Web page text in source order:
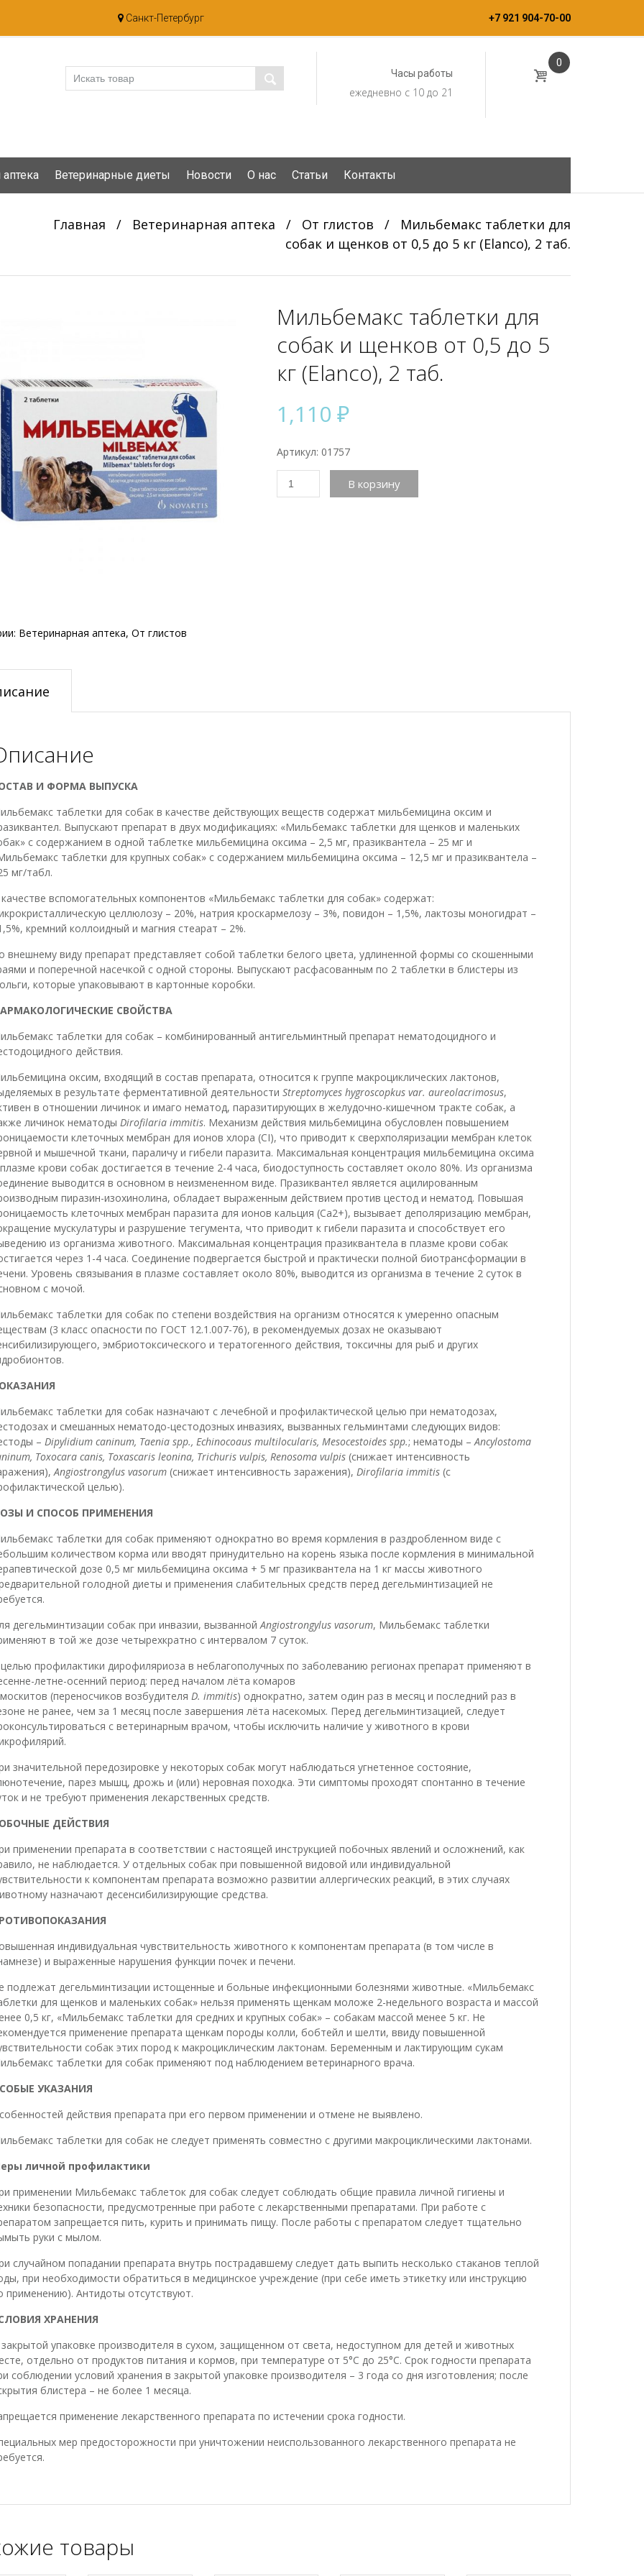
Санкт-Петербург +7 921 904-70-00
Часы работы
ежедневно с 10 до 21
0
Ветеринарные диеты Новости О нас Статьи Контакты
Главная / Ветеринарная аптека / От глистов /
Мильбемакс таблетки для
собак и щенков от 0,5 до 5 кг (Elanco), 2 таб.
Мильбемакс таблетки для
собак и щенков от 0,5 до 5
кг (Elanco), 2 таб.
1,110₽
Артикул: 01757
Количество
товара
В корзину
Ветеринарная аптека, От глистов
И ФОРМА ВЫПУСКА
таблетки для собак в качестве действующих веществ содержат мильбемицина оксим и
Выпускают препарат в двух модификациях: «Мильбемакс таблетки для щенков и маленьких
с содержанием в одной таблетке мильбемицина оксима – 2,5 мг, празиквантела – 25 мг и
таблетки для крупных собак» с содержанием мильбемицина оксима – 12,5 мг и празиквантела –
мг/табл.
вспомогательных компонентов «Мильбемакс таблетки для собак» содержат:
целлюлозу – 20%, натрия кроскармелозу – 3%, повидон – 1,5%, лактозы моногидрат –
кремний коллоидный и магния стеарат – 2%.
внешнему виду препарат представляет собой таблетки белого цвета, удлиненной формы со скошенными
и поперечной насечкой с одной стороны. Выпускают расфасованным по 2 таблетки в блистеры из
которые упаковывают в картонные коробки.
СВОЙСТВА
таблетки для собак – комбинированный антигельминтный препарат нематодоцидного и
действия.
оксим, входящий в состав препарата, относится к группе макроциклических лактонов,
в результате ферментативной деятельности Streptomyces hygroscopkus var. aureolacrimosus,
в отношении личинок и имаго нематод, паразитирующих в желудочно-кишечном тракте собак, а
личинок нематоды Dirofilaria immitis. Механизм действия мильбемицина обусловлен повышением
клеточных мембран для ионов хлора (CI), что приводит к сверхполяризации мембран клеток
и мышечной ткани, параличу и гибели паразита. Максимальная концентрация мильбемицина оксима
крови собак достигается в течение 2-4 часа, биодоступность составляет около 80%. Из организма
выводится в основном в неизмененном виде. Празиквантел является ацилированным
пиразин-изохинолина, обладает выраженным действием против цестод и нематод. Повышая
клеточных мембран паразита для ионов кальция (Са2+), вызывает деполяризацию мембран,
мускулатуры и разрушение тегумента, что приводит к гибели паразита и способствует его
из организма животного. Максимальная концентрация празиквантела в плазме крови собак
через 1-4 часа. Соединение подвергается быстрой и практически полной биотрансформации в
Уровень связывания в плазме составляет около 80%, выводится из организма в течение 2 суток в
с мочой.
таблетки для собак по степени воздействия на организм относятся к умеренно опасным
(3 класс опасности по ГОСТ 12.1.007-76), в рекомендуемых дозах не оказывают
эмбриотоксического и тератогенного действия, токсичны для рыб и других
таблетки для собак назначают с лечебной и профилактической целью при нематодозах,
и смешанных нематодо-цестодозных инвазиях, вызванных гельминтами следующих видов:
– Dipylidium caninum, Taenia spp., Echinocoaus multilocularis, Mesocestoides spp.; нематоды – Ancylostoma
Toxocara canis, Toxascaris leonina, Trichuris vulpis, Renosoma vulpis(снижает интенсивность
Angiostrongylus vasorum(снижает интенсивность заражения), Dirofilaria immitis(с
целью).
И СПОСОБ ПРИМЕНЕНИЯ
таблетки для собак применяют однократно во время кормления в раздробленном виде с
количеством корма или вводят принудительно на корень языка после кормления в минимальной
дозе 0,5 мг мильбемицина оксима + 5 мг празиквантела на 1 кг массы животного
голодной диеты и применения слабительных средств перед дегельминтизацией не
дегельминтизации собак при инвазии, вызванной Angiostrongylus vasorum, Мильбемакс таблетки
в той же дозе четырехкратно с интервалом 7 суток.
профилактики дирофиляриоза в неблагополучных по заболеванию регионах препарат применяют в
летне-осенний период: перед началом лёта комаров
(переносчиков возбудителя D. immitis) однократно, затем один раз в месяц и последний раз в
не ранее, чем за 1 месяц после завершения лёта насекомых. Перед дегельминтизацией, следует
с ветеринарным врачом, чтобы исключить наличие у животного в крови
значительной передозировке у некоторых собак могут наблюдаться угнетенное состояние,
парез мышц, дрожь и (или) неровная походка. Эти симптомы проходят спонтанно в течение
и не требуют применения лекарственных средств.
ДЕЙСТВИЯ
применении препарата в соответствии с настоящей инструкцией побочных явлений и осложнений, как
не наблюдается. У отдельных собак при повышенной видовой или индивидуальной
к компонентам препарата возможно развитии аллергических реакций, в этих случаях
назначают десенсибилизирующие средства.
индивидуальная чувствительность животного к компонентам препарата (в том числе в
и выраженные нарушения функции почек и печени.
подлежат дегельминтизации истощенные и больные инфекционными болезнями животные. «Мильбемакс
для щенков и маленьких собак» нельзя применять щенкам моложе 2-недельного возраста и массой
0,5 кг, «Мильбемакс таблетки для средних и крупных собак» – собакам массой менее 5 кг. Не
применение препарата щенкам породы колли, бобтейл и шелти, ввиду повышенной
собак этих пород к макроциклическим лактонам. Беременным и лактирующим сукам
таблетки для собак применяют под наблюдением ветеринарного врача.
УКАЗАНИЯ
действия препарата при его первом применении и отмене не выявлено.
таблетки для собак не следует применять совместно с другими макроциклическими лактонами.
личной профилактики
применении Мильбемакс таблеток для собак следует соблюдать общие правила личной гигиены и
безопасности, предусмотренные при работе с лекарственными препаратами. При работе с
запрещается пить, курить и принимать пищу. После работы с препаратом следует тщательно
руки с мылом.
случайном попадании препарата внутрь пострадавшему следует дать выпить несколько стаканов теплой
при необходимости обратиться в медицинское учреждение (при себе иметь этикетку или инструкцию
применению). Антидоты отсутствуют.
ХРАНЕНИЯ
упаковке производителя в сухом, защищенном от света, недоступном для детей и животных
отдельно от продуктов питания и кормов, при температуре от 5°С до 25°С. Срок годности препарата
соблюдении условий хранения в закрытой упаковке производителя – 3 года со дня изготовления; после
блистера – не более 1 месяца.
применение лекарственного препарата по истечении срока годности.
мер предосторожности при уничтожении неиспользованного лекарственного препарата не
товары